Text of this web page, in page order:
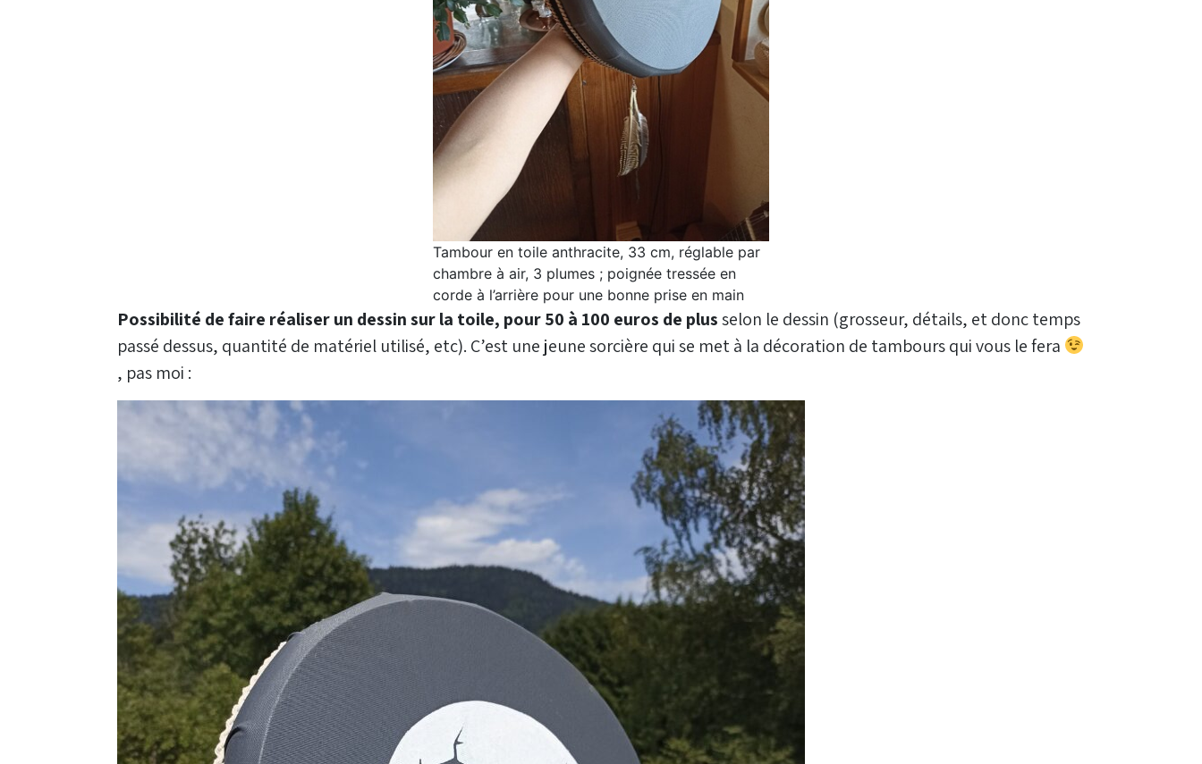
Tambour en toile anthracite, 33 cm, réglable par
chambre à air, 3 plumes ; poignée tressée en
corde à l’arrière pour une bonne prise en main
Possibilité de faire réaliser un dessin sur la toile, pour 50 à 100 euros de plusselon le dessin (grosseur, détails, et donc temps
passé dessus, quantité de matériel utilisé, etc). C’est une jeune sorcière qui se met à la décoration de tambours qui vous le fera
, pas moi :